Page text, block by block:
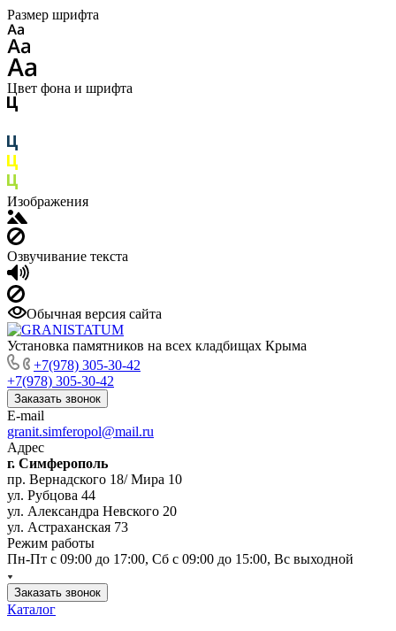
Размер шрифта
Цвет фона и шрифта
Изображения
Озвучивание текста
Обычная версия сайта
Установка памятников на всех кладбищах Крыма
+7(978) 305-30-42
+7(978) 305-30-42
Заказать звонок
E-mail
granit.simferopol@mail.ru
Адрес
г. Симферополь
пр. Вернадского 18/ Мира 10
ул. Рубцова 44
ул. Александра Невского 20
ул. Астраханская 73
Режим работы
Пн-Пт с 09:00 до 17:00, Сб с 09:00 до 15:00, Вс выходной
Заказать звонок
Каталог